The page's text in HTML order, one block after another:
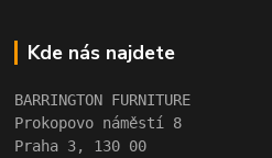
Kde nás najdete
BARRINGTON FURNITURE
Prokopovo náměstí 8
Praha 3, 130 00